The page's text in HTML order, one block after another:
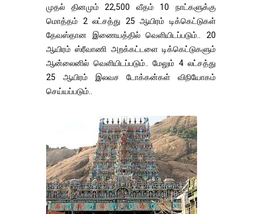
முதல் தினமும் 22,500 வீதம் 10 நாட்களுக்கு
மொத்தம் 2 லட்சத்து 25 ஆயிரம் டிக்கெட்டுகள்
தேவஸ்தான இணையத்தில் வெளியிடப்படும்.. 20
ஆயிரம் ஸ்ரீவாணி அறக்கட்டளை டிக்கெட்டுகளும்
ஆன்லைனில் வெளியிடப்படும்.. மேலும் 4 லட்சத்து
25 ஆயிரம் இலவச டோக்கன்கள் விநியோகம்
செய்யப்படும்..